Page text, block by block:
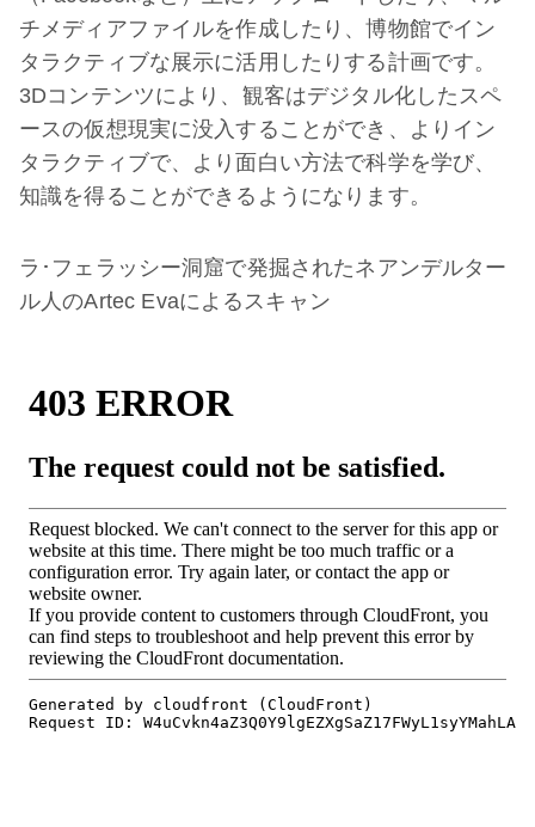
チメディアファイルを作成したり、博物館でイン
タラクティブな展示に活用したりする計画です。
3Dコンテンツにより、観客はデジタル化したスペ
ースの仮想現実に没入することができ、よりイン
タラクティブで、より面白い方法で科学を学び、
知識を得ることができるようになります。
ラ･フェラッシー洞窟で発掘されたネアンデルター
ル人のArtec Evaによるスキャン